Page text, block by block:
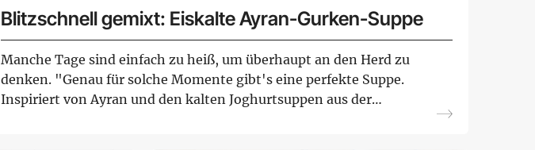
Blitzschnell gemixt: Eiskalte Ayran-Gurken-Suppe
Manche Tage sind einfach zu heiß, um überhaupt an den Herd zu
denken. "Genau für solche Momente gibt's eine perfekte Suppe.
Inspiriert von Ayran und den kalten Joghurtsuppen aus der